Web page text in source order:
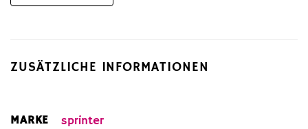
ZUSÄTZLICHE INFORMATIONEN
MARKE sprinter